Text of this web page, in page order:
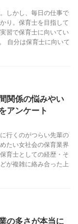
しかし、毎日の仕事で
り。保育士を目指して
習で保育士に向いてい
自分は保育士に向いて
関係の悩みやい
アンケート
行くのがつらい先輩の
たい女社会の保育業界
育士としての経歴・そ
が複雑に絡み合った上
の多さが本当に